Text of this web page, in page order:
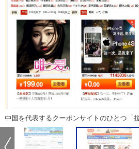
中国を代表するクーポンサイトのひとつ「拉